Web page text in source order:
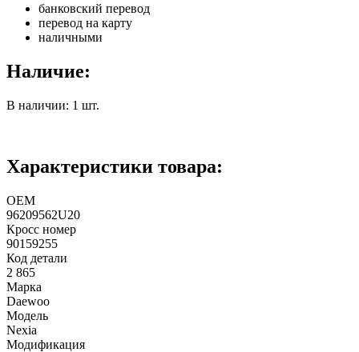
банковский перевод
перевод на карту
наличными
Наличие:
В наличии: 1 шт.
Характеристики товара:
ОЕМ
96209562U20
Кросс номер
90159255
Код детали
2 865
Марка
Daewoo
Модель
Nexia
Модификация